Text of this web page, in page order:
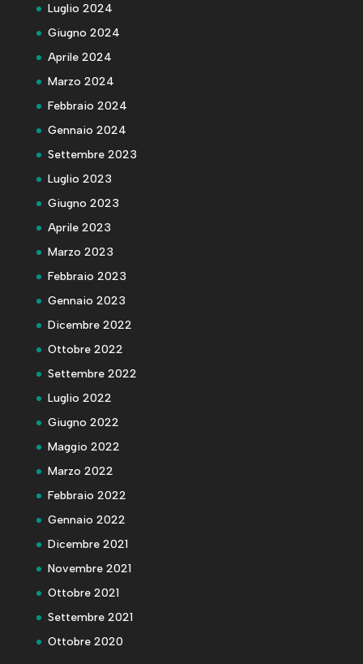
Luglio 2024
Giugno 2024
Aprile 2024
Marzo 2024
Febbraio 2024
Gennaio 2024
Settembre 2023
Luglio 2023
Giugno 2023
Aprile 2023
Marzo 2023
Febbraio 2023
Gennaio 2023
Dicembre 2022
Ottobre 2022
Settembre 2022
Luglio 2022
Giugno 2022
Maggio 2022
Marzo 2022
Febbraio 2022
Gennaio 2022
Dicembre 2021
Novembre 2021
Ottobre 2021
Settembre 2021
Ottobre 2020